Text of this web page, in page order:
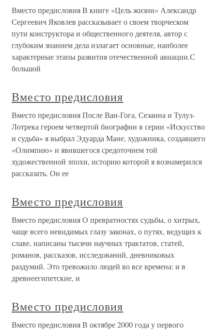
Вместо предисловия В книге «Цель жизни» Александр
Сергеевич Яковлев рассказывает о своем творческом
пути конструктора и общественного деятеля, автор с
глубоким знанием дела излагает основные, наиболее
характерные этапы развития отечественной авиации.С
большой
Вместо предисловия
Вместо предисловия После Ван-Гога, Сезанна и Тулуз-
Лотрека героем четвертой биографии в серии «Искусство
и судьба» я выбрал Эдуарда Мане, художника, создавшего
«Олимпию» и явившегося средоточием той
художественной эпохи, историю которой я вознамерился
рассказать. Он ее
Вместо предисловия
Вместо предисловия О превратностях судьбы, о хитрых,
чаще всего невидимых глазу законах, о путях, ведущих к
славе, написаны тысячи научных трактатов, статей,
романов, рассказов, исследований, дневниковых
раздумий. Это тревожило людей во все времена: и в
древнеегипетские, и
Вместо предисловия
Вместо предисловия В октябре 2000 года у первого